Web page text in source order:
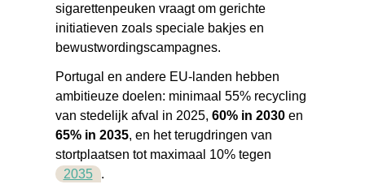
sigarettenpeuken vraagt om gerichte
initiatieven zoals speciale bakjes en
bewustwordingscampagnes.
Portugal en andere EU-landen hebben
ambitieuze doelen: minimaal 55% recycling
van stedelijk afval in 2025, 60% in 2030en
65% in 2035, en het terugdringen van
stortplaatsen tot maximaal 10% tegen
2035 .